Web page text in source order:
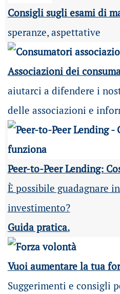
Consigli sugli esami di
speranze, aspettative
Associazioni dei
aiutarci a difendere i
delle associazioni e
Peer-to-Peer Lending:
È possibile guadagnare
investimento?
Guida pratica.
Vuoi aumentare la tua
Suggerimenti e consigli